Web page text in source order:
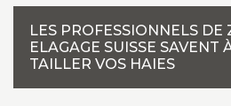
LES PROFESSIONNELS DE
ELAGAGE SUISSE SAVENT
TAILLER VOS HAIES